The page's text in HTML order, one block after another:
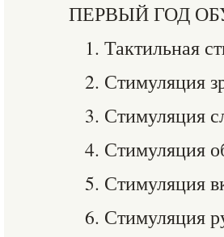
ПЕРВЫЙ ГОД
1. Тактильная
2. Стимуляция
3. Стимуляция
4. Стимуляция
5. Стимуляция
6. Стимуляция